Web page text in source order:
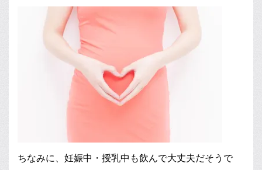
ちなみに、妊娠中・授乳中も飲んで大丈夫だそうで